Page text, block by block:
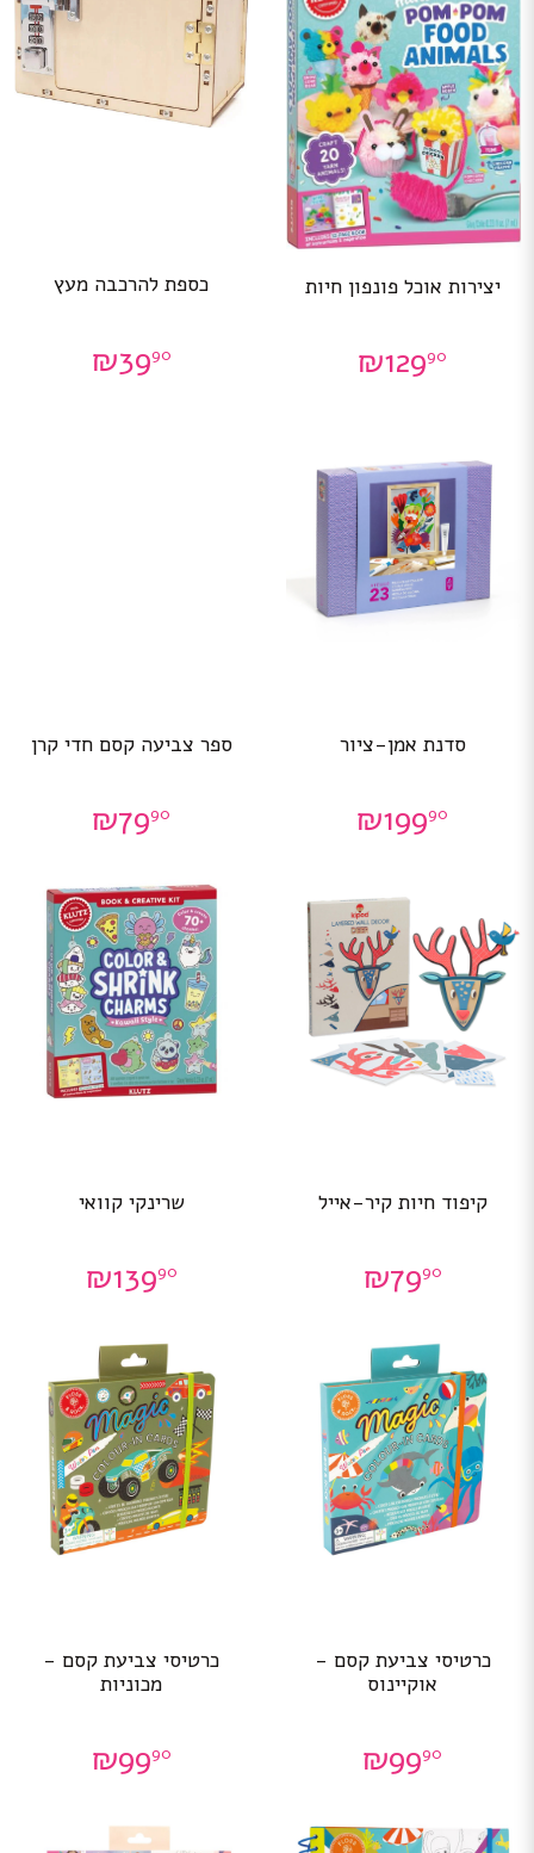
יצירות אוכל פונפון חיות
₪12990
כספת להרכבה מעץ
₪3990
סדנת אמן-ציור
₪19990
ספר צביעה קסם חדי קרן
₪7990
קיפוד חיות קיר-אייל
₪7990
שרינקי קוואי
₪13990
כרטיסי צביעת קסם -
אוקיינוס
₪9990
כרטיסי צביעת קסם -
מכוניות
₪9990